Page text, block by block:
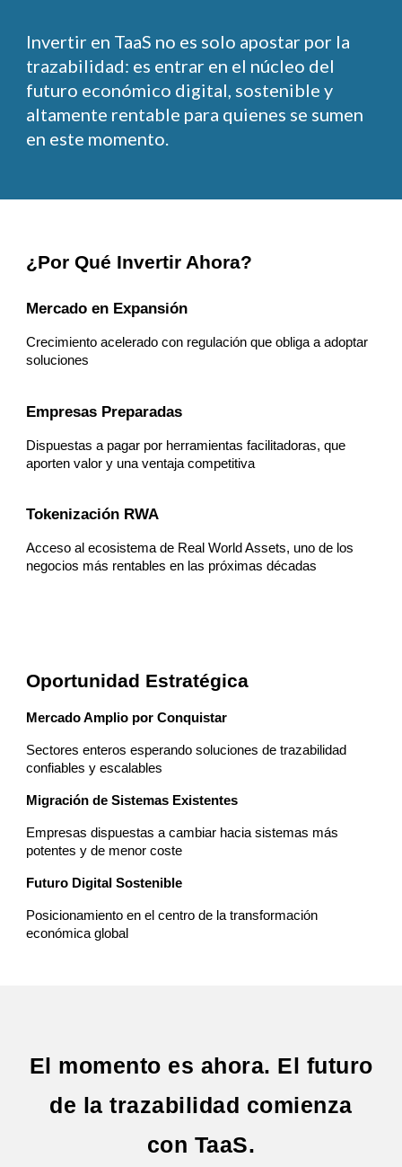
Invertir en TaaS no es solo apostar por la
trazabilidad: es entrar en el núcleo del
futuro económico digital, sostenible y
altamente rentable para quienes se sumen
en este momento.
¿Por Qué Invertir Ahora?
Mercado en Expansión
Crecimiento acelerado con regulación que obliga a adoptar
soluciones
Empresas Preparadas
Dispuestas a pagar por herramientas facilitadoras, que
aporten valor y una ventaja competitiva
Tokenización RWA
Acceso al ecosistema de Real World Assets, uno de los
negocios más rentables en las próximas décadas
Oportunidad Estratégica
Mercado Amplio por Conquistar
Sectores enteros esperando soluciones de trazabilidad
confiables y escalables
Migración de Sistemas Existentes
Empresas dispuestas a cambiar hacia sistemas más
potentes y de menor coste
Futuro Digital Sostenible
Posicionamiento en el centro de la transformación
económica global
El momento es ahora. El futuro
de la trazabilidad comienza
con TaaS.